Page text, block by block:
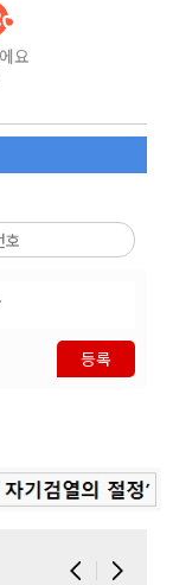
요
등록